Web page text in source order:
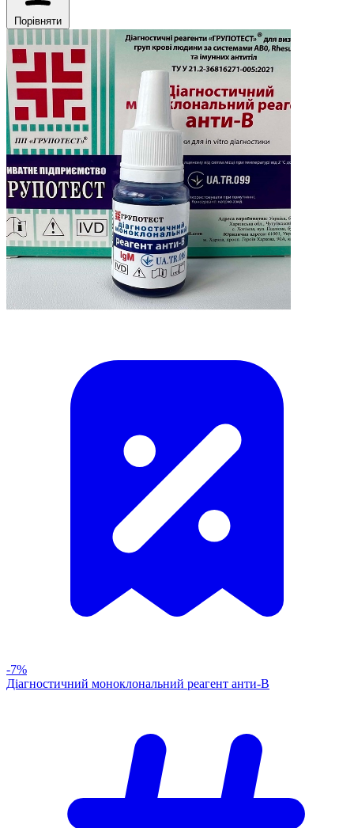
Порівняти
-7%
Діагностичний моноклональний реагент анти-В